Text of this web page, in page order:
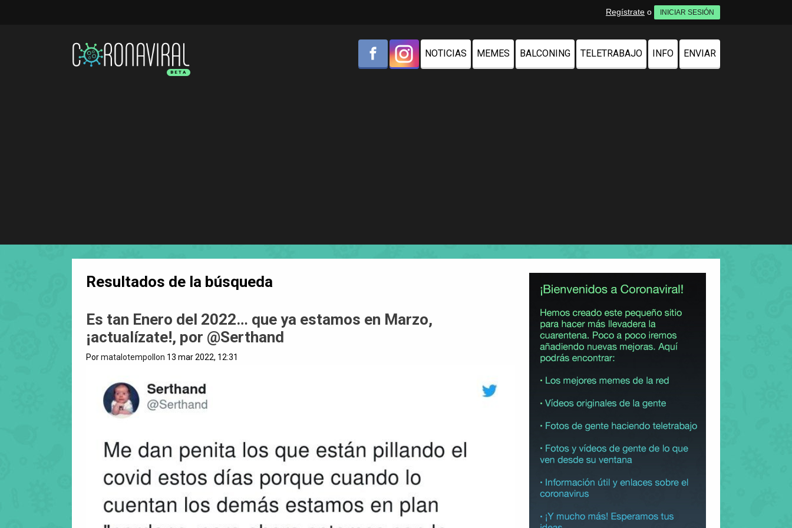
Regístrate o INICIAR SESIÓN
NOTICIAS MEMES BALCONING TELETRABAJO INFO ENVIAR
Resultados de la búsqueda
Es tan Enero del 2022… que ya estamos en Marzo,
¡actualízate!, por @Serthand
Pormatalotempollon 13 mar 2022, 12:31